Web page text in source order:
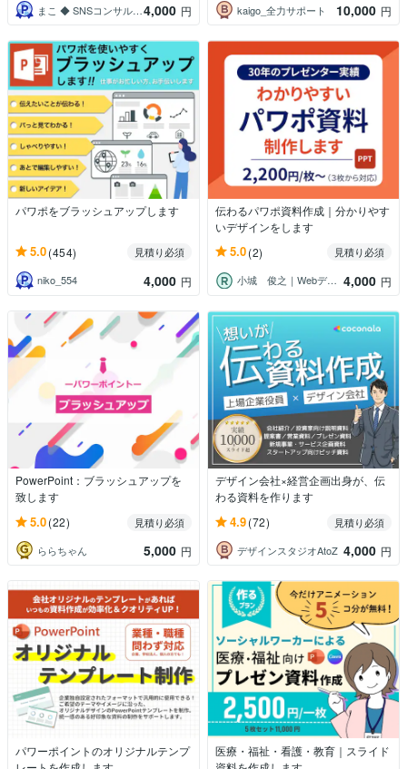
まこ ◆ SNSコンサル ツール開発 4,000 円 kaigo_全力サポート 10,000 円
パワポをブラッシュアップします
5.0(454)
見積り必須
niko_554
4,000 円
伝わるパワポ資料作成｜分かりやす
いデザインをします
5.0(2)
見積り必須
小城 俊之｜Webデザイナー 4,000 円
PowerPoint：ブラッシュアップを
致します
5.0(22)
見積り必須
ららちゃん
5,000 円
デザイン会社×経営企画出身が、伝
わる資料を作ります
4.9(72)
見積り必須
デザインスタジオAtoZ 4,000 円
パワーポイントのオリジナルテンプ
医療・福祉・看護・教育｜スライド